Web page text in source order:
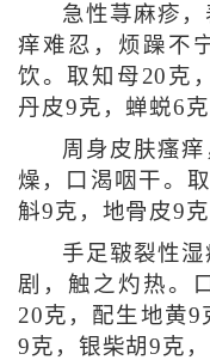
急性荨麻疹
痒难忍，烦躁不
饮。取知母20克
丹皮9克，蝉蜕6克
周身皮肤瘙
燥，口渴咽干。
斛9克，地骨皮9
手足皲裂性
剧，触之灼热。
20克，配生地黄9
9克，银柴胡9克